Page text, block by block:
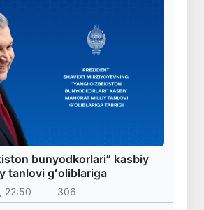
bunyodkorlari” kasbiy
tanlovi gʻoliblariga
22:50 306